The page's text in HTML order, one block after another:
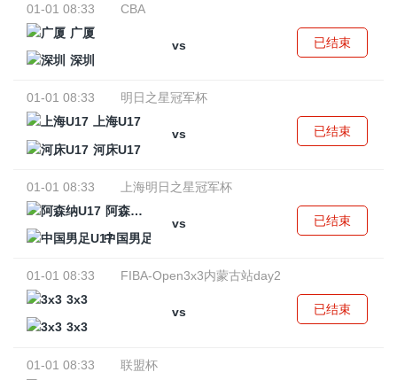
01-01 08:33
CBA
广厦
vs
深圳
已结束
01-01 08:33
明日之星冠军杯
上海U17
vs
河床U17
已结束
01-01 08:33
上海明日之星冠军杯
阿森纳U17
vs
中国男足U17
已结束
01-01 08:33
FIBA-Open3x3内蒙古站day2
3x3
vs
3x3
已结束
01-01 08:33
联盟杯